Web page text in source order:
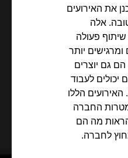
את האירועים
אלה
פעולה
ומרגישים יותר
גם יוצרים
יכולים לעבוד
האירועים הללו
החברה
מה הם
לחברה.